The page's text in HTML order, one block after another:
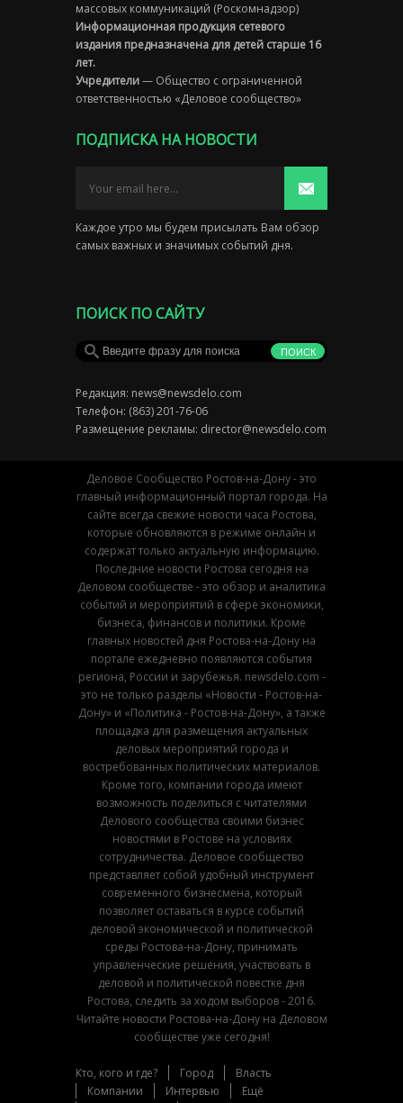
массовых коммуникаций (Роскомнадзор)
Информационная продукция сетевого
издания предназначена для детей старше 16
лет.
Учредители— Общество с ограниченной
ответственностью «Деловое сообщество»
ПОДПИСКА НА НОВОСТИ
Каждое утро мы будем присылать Вам обзор
самых важных и значимых событий дня.
ПОИСК ПО САЙТУ
Редакция: news@newsdelo.com
Телефон: (863) 201-76-06
Размещение рекламы: director@newsdelo.com
Деловое Сообщество Ростов-на-Дону - это
главный информационный портал города. На
сайте всегда свежие новости часа Ростова,
которые обновляются в режиме онлайн и
содержат только актуальную информацию.
Последние новости Ростова сегодня на
Деловом сообществе - это обзор и аналитика
событий и мероприятий в сфере экономики,
бизнеса, финансов и политики. Кроме
главных новостей дня Ростова-на-Дону на
портале ежедневно появляются события
региона, России и зарубежья. newsdelo.com -
это не только разделы «Новости - Ростов-на-
Дону» и «Политика - Ростов-на-Дону», а также
площадка для размещения актуальных
деловых мероприятий города и
востребованных политических материалов.
Кроме того, компании города имеют
возможность поделиться с читателями
Делового сообщества своими бизнес
новостями в Ростове на условиях
сотрудничества. Деловое сообщество
представляет собой удобный инструмент
современного бизнесмена, который
позволяет оставаться в курсе событий
деловой экономической и политической
среды Ростова-на-Дону, принимать
управленческие решения, участвовать в
деловой и политической повестке дня
Ростова, следить за ходом выборов - 2016.
Читайте новости Ростова-на-Дону на Деловом
сообществе уже сегодня!
Кто, кого и где? Город
Власть
Компании
Интервью
Ещё